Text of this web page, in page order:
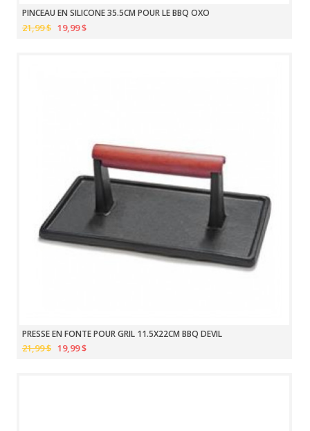
PINCEAU EN SILICONE 35.5CM POUR LE BBQ OXO
21,99 $ 19,99 $
PRESSE EN FONTE POUR GRIL 11.5X22CM BBQ DEVIL
21,99 $ 19,99 $